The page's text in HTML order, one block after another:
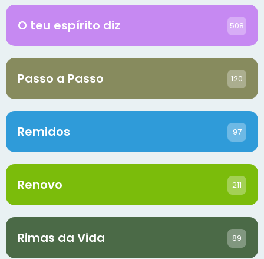
O teu espírito diz 508
Passo a Passo 120
Remidos 97
Renovo 211
Rimas da Vida 89